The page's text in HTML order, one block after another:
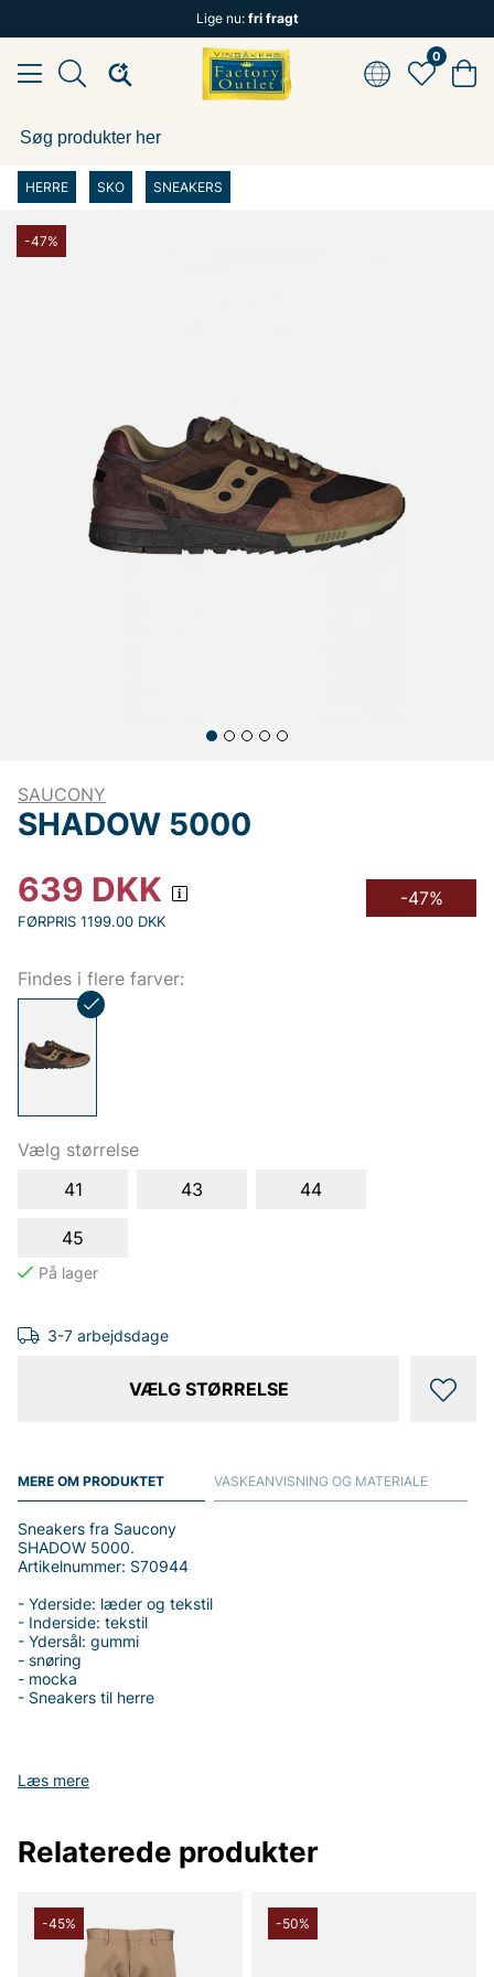
Lige nu: fri fragt
0
HERRE SKO SNEAKERS
-47%
SAUCONY
SHADOW 5000
639 DKK
FØRPRIS 1199.00 DKK
-47%
Findes i flere farver:
Vælg størrelse
41
43 44
45
3-7 arbejdsdage
VÆLG STØRRELSE
MERE OM PRODUKTET
Læs mere
Sneakers fra Saucony
SHADOW 5000.
Artikelnummer: S70944
- Yderside: læder og tekstil
- Inderside: tekstil
- Ydersål: gummi
- snøring
- mocka
- Sneakers til herre
Tak fordi du handler i vores webshop. Besøg også vores butik i
VASKEANVISNING OG MATERIALE
Relaterede produkter
-45% -50%